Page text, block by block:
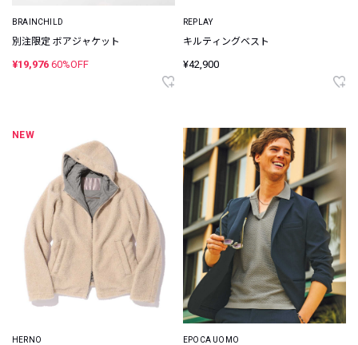
BRAINCHILD
別注限定 ボアジャケット
¥19,976 60%OFF
REPLAY
キルティングベスト
¥42,900
NEW
HERNO EPOCA UOMO